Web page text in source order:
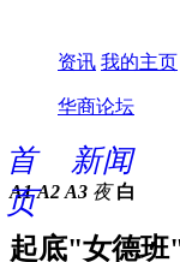
资讯 我的主页
华商论坛
首
页
新闻
A1 A2 A3 夜 白
起底"女德班